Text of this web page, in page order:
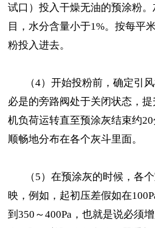
试口）投入干燥无油的预涂粉
目，水分含量小于1%。按每平
粉投入进去。
（4）开始投粉前，确定引风
必是的旁路阀处于关闭状态，
机负荷运转直至预涂灰结束约
顺畅地分布在各个灰斗里面。
（5）在预涂灰的时候，各个
映，例如，起初压差假如在
到350～400Pa，也就是说必须